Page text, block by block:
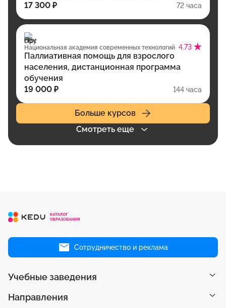
17 300 ₽
72 часа
Национальная академия современных технологий 4.73
Паллиативная помощь для взрослого
населения, дистанционная программа
обучения
19 000 ₽
144 часа
Больше курсов
Смотреть еще
Сотрудничество и реклама
Учебные заведения
Направления